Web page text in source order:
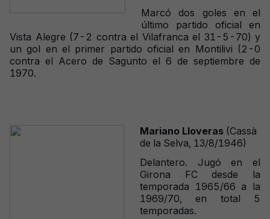
Marcó dos goles en el
último partido oficial en
Vista Alegre (7-2 contra el Vilafranca el 31-5-70) y
un gol en el primer partido oficial en Montilivi (2-0
contra el Acero de Sagunto el 6 de septiembre de
1970.
Mariano Lloveras (Cassà
de la Selva, 13/8/1946)
Delantero. Jugó en el
Girona FC desde la
temporada 1965/66 a la
1969/70, en total 5
temporadas.